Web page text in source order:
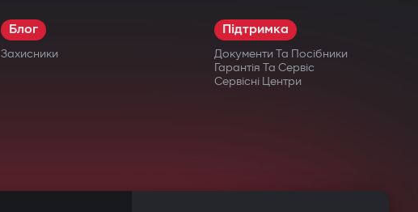
Блог
Захисники
Підтримка
Документи Та Посібники
Гарантія Та Сервіс
Сервісні Центри